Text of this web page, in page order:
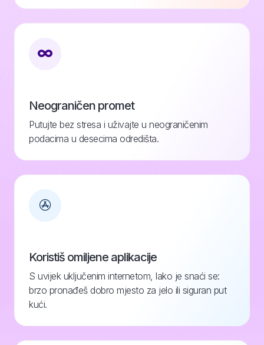
Neograničen promet
Putujte bez stresa i uživajte u neograničenim
podacima u desecima odredišta.
Koristiš omiljene aplikacije
S uvijek uključenim internetom, lako je snaći se:
brzo pronađeš dobro mjesto za jelo ili siguran put
kući.